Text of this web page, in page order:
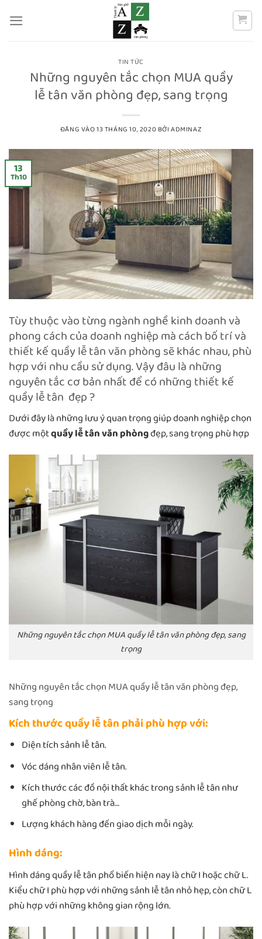
qua
TIN TỨC
Những nguyên tắc chọn MUA quầy
lễ tân văn phòng đẹp, sang trọng
ĐĂNG VÀO13 THÁNG 10, 2020 BỞIADMINAZ
13
Th10
Tùy thuộc vào từng ngành nghề kinh doanh và
phong cách của doanh nghiệp mà cách bố trí và
thiết kế quầy lễ tân văn phòng sẽ khác nhau, phù
hợp với nhu cầu sử dụng. Vậy đâu là những
nguyên tắc cơ bản nhất để có những thiết kế
quầy lễ tân đẹp ?
Dưới đây là những lưu ý quan trọng giúp doanh nghiệp chọn
được mộtquầy lễ tân văn phòngđẹp, sang trọng phù hợp
Những nguyên tắc chọn MUA quầy lễ tân văn phòng đẹp, sang
trọng
Những nguyên tắc chọn MUA quầy lễ tân văn phòng đẹp,
sang trọng
Kích thước quầy lễ tân phải phù hợp với:
Diện tích sảnh lễ tân.
Vóc dáng nhân viên lễ tân.
Kích thước các đồ nội thất khác trong sảnh lễ tân như
ghế phòng chờ, bàn trà…
Lượng khách hàng đến giao dịch mỗi ngày.
Hình dáng:
Hình dáng quầy lễ tân phổ biến hiện nay là chữ I hoặc chữ L.
Kiểu chữ I phù hợp với những sảnh lễ tân nhỏ hẹp, còn chữ L
phù hợp với những không gian rộng lớn.